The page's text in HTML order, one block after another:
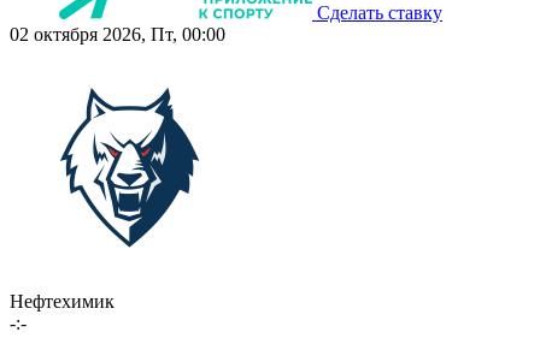
Сделать ставку
02 октября 2026, Пт, 00:00
Нефтехимик
-:-